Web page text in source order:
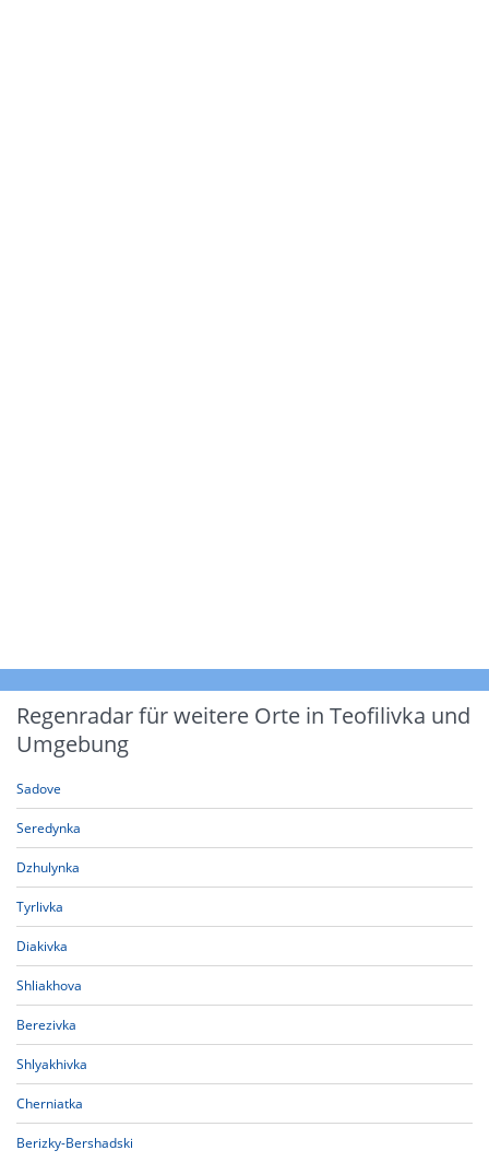
Regenradar für weitere Orte in Teofilivka und
Umgebung
Sadove
Seredynka
Dzhulynka
Tyrlivka
Diakivka
Shliakhova
Berezivka
Shlyakhivka
Cherniatka
Berizky-Bershadski